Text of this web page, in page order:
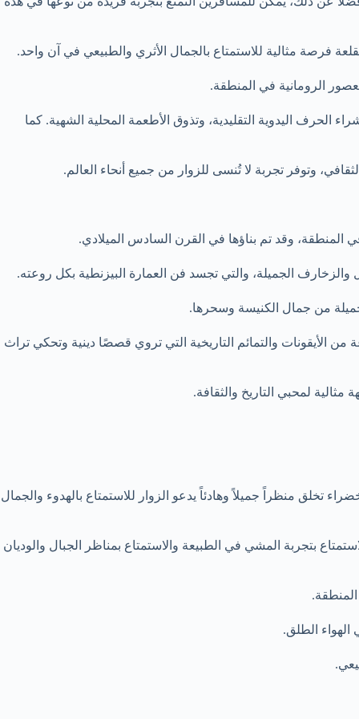
فرصة مثالية للاستمتاع بالجمال الأثري والطبيعي في آن واحد.
الرومانية في المنطقة.
الحرف اليدوية التقليدية، وتذوق الأطعمة المحلية الشهية. كما
وتوفر تجربة لا تُنسى للزوار من جميع أنحاء العالم.
المنطقة، وقد تم بناؤها في القرن السادس الميلادي.
الجميلة، والتي تجسد فن العمارة البيزنطية بكل روعته.
من جمال الكنيسة وسحرها.
الأيقونات والتمائم التاريخية التي تروي قصصًا دينية وتحكي تراث
لمحبي التاريخ والثقافة.
تخلق منظراً جميلاً وهادئاً يدعو الزوار للاستمتاع بالهدوء والجمال
بتجربة المشي في الطبيعة والاستمتاع بمناظر الجبال والوديان
المنطقة.
الهواء الطلق.